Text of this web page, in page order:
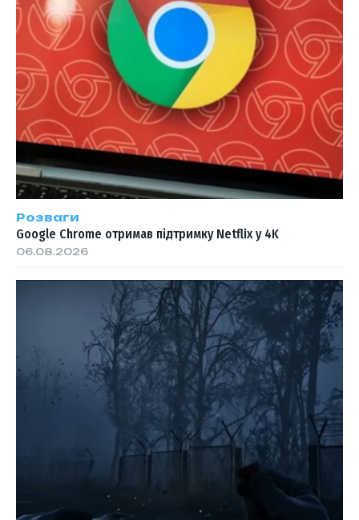
Розваги
Google Chrome отримав підтримку Netflix у 4K
06.08.2026